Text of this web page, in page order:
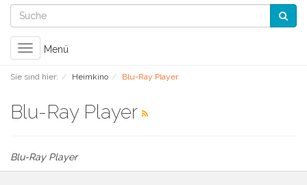
Toggle
navigation
Menü
Sie sind hier: Heimkino Blu-Ray Player
Blu-Ray Player
Blu-Ray Player